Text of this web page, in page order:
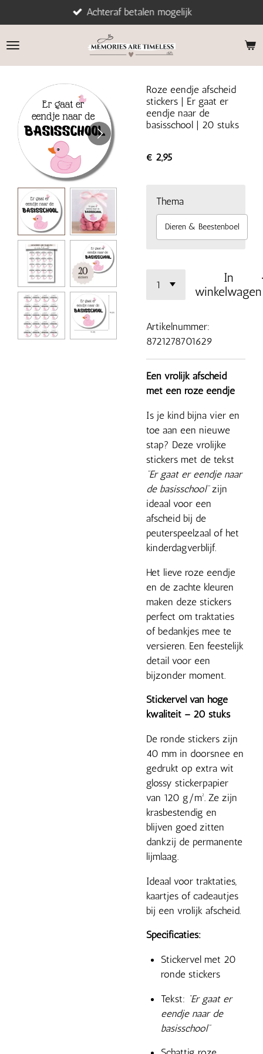
direct
naar
Achteraf betalen mogelijk
Roze eendje afscheid
stickers | Er gaat er
eendje naar de
basisschool | 20 stuks
€ 2,95
Thema
Dieren & Beestenboel
In
winkelwagen
Artikelnummer:
8721278701629
Een vrolijk afscheid
met een roze eendje
Is je kind bijna vier en
toe aan een nieuwe
stap? Deze vrolijke
stickers met de tekst
“Er gaat er eendje naar
de basisschool”zijn
ideaal voor een
afscheid bij de
peuterspeelzaal of het
kinderdagverblijf.
Het lieve roze eendje
en de zachte kleuren
maken deze stickers
perfect om traktaties
of bedankjes mee te
versieren. Een feestelijk
detail voor een
bijzonder moment.
Stickervel van hoge
kwaliteit – 20 stuks
De ronde stickers zijn
40 mm in doorsnee en
gedrukt op extra wit
glossy stickerpapier
van 120 g/m². Ze zijn
krasbestendig en
blijven goed zitten
dankzij de permanente
lijmlaag.
Ideaal voor traktaties,
kaartjes of cadeautjes
bij een vrolijk afscheid.
Specificaties:
Stickervel met 20
ronde stickers
Tekst: “Er gaat er
eendje naar de
basisschool”